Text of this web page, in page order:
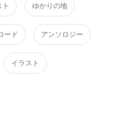
ゆかりの地
ード アンソロジー
イラスト